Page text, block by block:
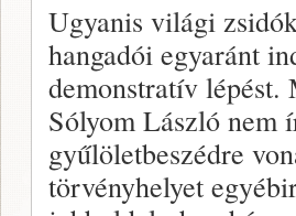
Ugyanis világi
hangadói egyaránt
demonstratív lépést.
Sólyom László nem
gyűlöletbeszédre
törvényhelyet